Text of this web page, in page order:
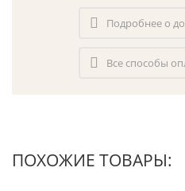
Подробнее о
Все способы
ПОХОЖИЕ ТОВАРЫ: